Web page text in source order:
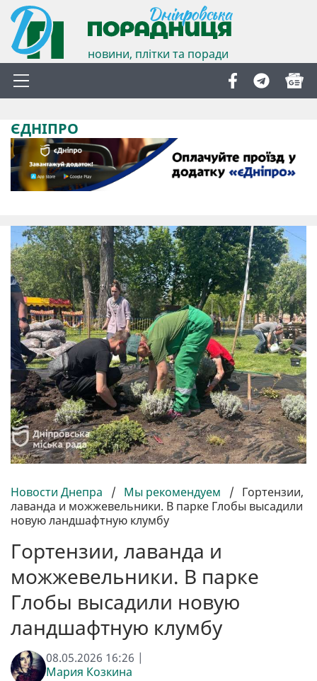
новини, плітки та поради
ЄДНІПРО
Новости Днепра / Мы рекомендуем / Гортензии,
лаванда и можжевельники. В парке Глобы высадили
новую ландшафтную клумбу
Гортензии, лаванда и
можжевельники. В парке
Глобы высадили новую
ландшафтную клумбу
08.05.2026 16:26 |
Мария Козкина